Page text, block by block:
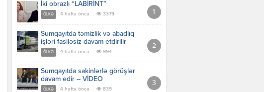
İki obrazlı “LABİRİNT”
ÖLKƏ 4 həftə öncə 3379
Sumqayıtda təmizlik və abadlıq
işləri fasiləsiz davam etdirilir
ÖLKƏ 4 həftə öncə 994
Sumqayıtda sakinlərlə görüşlər
davam edir – VİDEO
ÖLKƏ 4 həftə öncə 839